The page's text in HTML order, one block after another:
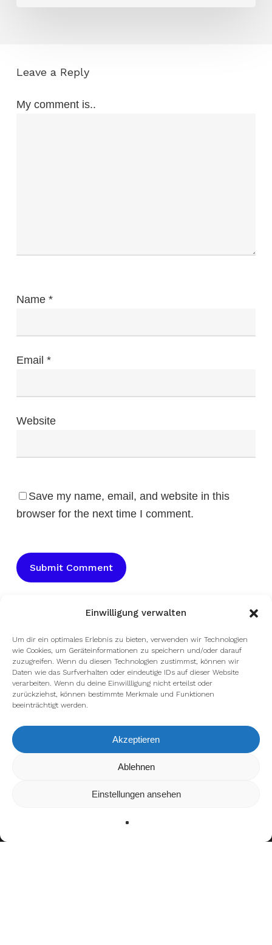
Einwilligung verwalten
Um dir ein optimales Erlebnis zu bieten, verwenden wir Technologien
wie Cookies, um Geräteinformationen zu speichern und/oder darauf
zuzugreifen. Wenn du diesen Technologien zustimmst, können wir
Daten wie das Surfverhalten oder eindeutige IDs auf dieser Website
verarbeiten. Wenn du deine Einwillligung nicht erteilst oder
zurückziehst, können bestimmte Merkmale und Funktionen
beeinträchtigt werden.
Akzeptieren
Ablehnen
Einstellungen ansehen
Leave a Reply
My comment is..
Name *
Email *
Website
Save my name, email, and website in this
browser for the next time I comment.
Wir verwenden Cookies, um dir die bestmögliche Erfahrung auf
kannst du erfahren, welche Cookies wir
verwenden oder sie ausschalten.